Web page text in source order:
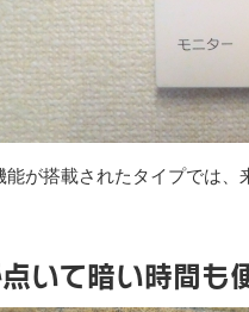
能が搭載されたタイプでは、
いて暗い時間も